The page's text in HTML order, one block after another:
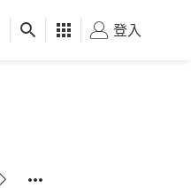
健康 好食玩飛
登入